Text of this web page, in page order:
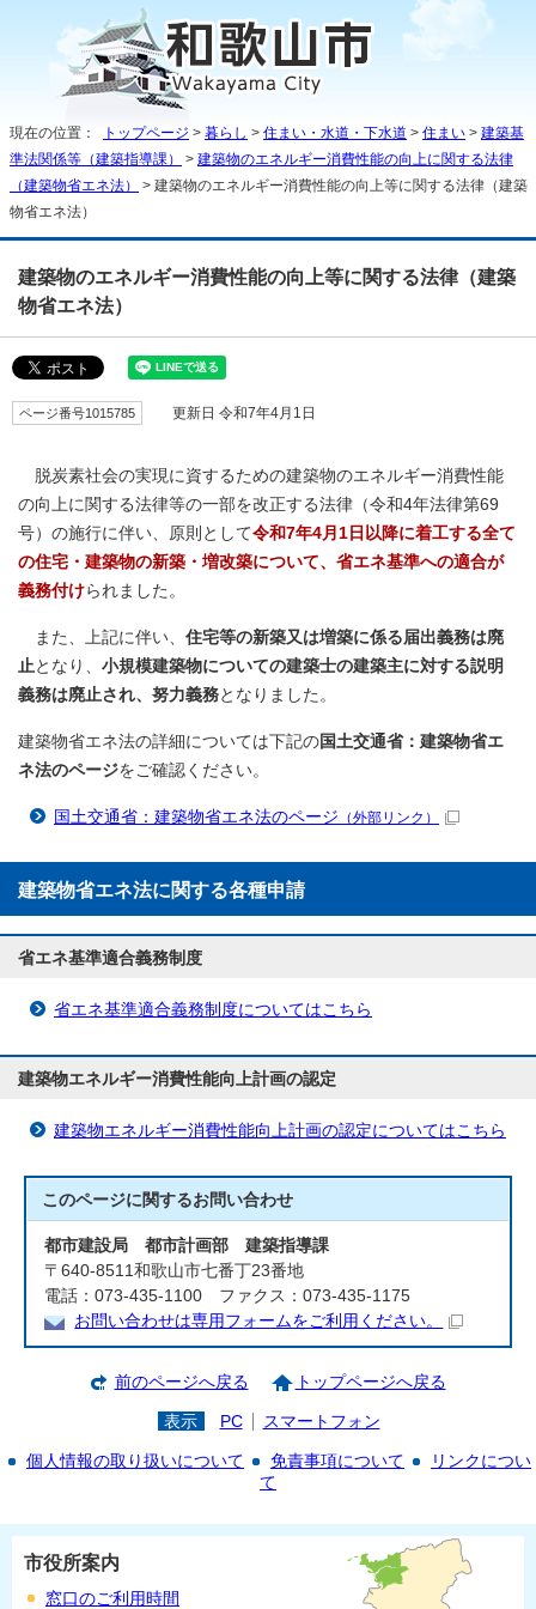
現在の位置： トップページ > 暮らし > 住まい・水道・下水道 > 住まい > 建築基
準法関係等（建築指導課）
> 建築物のエネルギー消費性能の向上に関する法律
（建築物省エネ法）
> 建築物のエネルギー消費性能の向上等に関する法律（建築
物省エネ法）
建築物のエネルギー消費性能の向上等に関する法律（建築
物省エネ法）
ページ番号1015785 更新日 令和7年4月1日
脱炭素社会の実現に資するための建築物のエネルギー消費性能
の向上に関する法律等の一部を改正する法律（令和4年法律第69
号）の施行に伴い、原則として令和7年4月1日以降に着工する全て
の住宅・建築物の新築・増改築について、省エネ基準への適合が
義務付けられました。
また、上記に伴い、 住宅等の新築又は増築に係る届出義務は廃
止となり、 小規模建築物についての建築士の建築主に対する説明
義務は廃止され、努力義務となりました。
建築物省エネ法の詳細については下記の国土交通省：建築物省エ
ネ法のページをご確認ください。
国土交通省：建築物省エネ法のページ （外部リンク）
建築物省エネ法に関する各種申請
省エネ基準適合義務制度
省エネ基準適合義務制度についてはこちら
建築物エネルギー消費性能向上計画の認定
建築物エネルギー消費性能向上計画の認定についてはこちら
このページに関するお問い合わせ
都市建設局 都市計画部 建築指導課
〒640-8511和歌山市七番丁23番地
電話：073-435-1100 ファクス：073-435-1175
お問い合わせは専用フォームをご利用ください。
前のページへ戻る トップページへ戻る
表示 PC スマートフォン
個人情報の取り扱いについて 免責事項について
リンクについ
て
市役所案内
窓口のご利用時間